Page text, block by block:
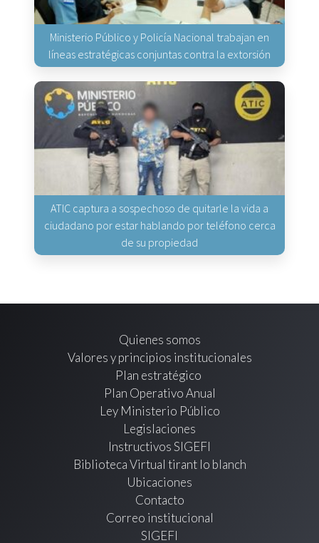
Ministerio Público y Policía Nacional trabajan en
líneas estratégicas conjuntas contra la extorsión
ATIC captura a sospechoso de quitarle la vida a
ciudadano por estar hablando por teléfono cerca
de su propiedad
Quienes somos
Valores y principios institucionales
Plan estratégico
Plan Operativo Anual
Ley Ministerio Público
Legislaciones
Instructivos SIGEFI
Biblioteca Virtual tirant lo blanch
Ubicaciones
Contacto
Correo institucional
SIGEFI